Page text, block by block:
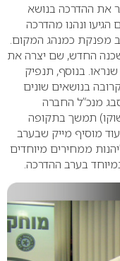
את ההדרכה בנושא
קוקו שוקו. כ-50 ספרים הגיעו ונהנו מהדרכה
מפנקת כמנהג המקום.
החדש, שם יצרה את
בנוסף, תנפיק
בנושאים שונים
מנכ”ל החברה
תמשך בתקופה
מוסיף מייק שבערב
ממחירים מיוחדים
בערב ההדרכה.